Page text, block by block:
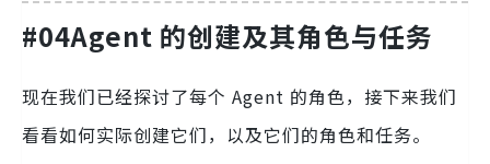
#04Agent 的创建及其角色与任务
现在我们已经探讨了每个 Agent 的角色，接下来我们
看看如何实际创建它们，以及它们的角色和任务。